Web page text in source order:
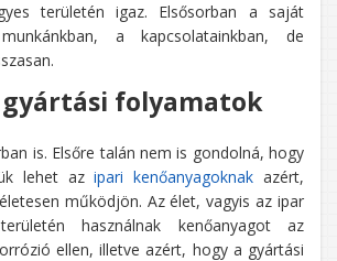
területén igaz. Elsősorban a saját
a kapcsolatainkban, de
folyamatok
is. Elsőre talán nem is gondolná, hogy
lehet azipari kenőanyagoknak azért,
működjön. Az élet, vagyis az ipar
használnak kenőanyagot az
ellen, illetve azért, hogy a gyártási